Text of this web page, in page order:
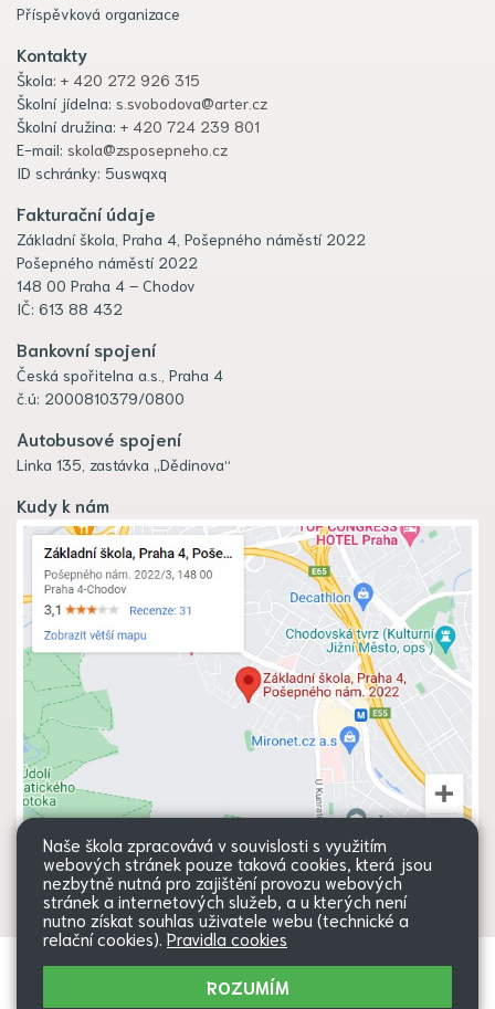
Příspěvková organizace
Kontakty
Škola: + 420 272 926 315
Školní jídelna: s.svobodova@arter.cz
Školní družina: + 420 724 239 801
E-mail: skola@zsposepneho.cz
ID schránky: 5uswqxq
Fakturační údaje
Základní škola, Praha 4, Pošepného náměstí 2022
Pošepného náměstí 2022
148 00 Praha 4 – Chodov
IČ: 613 88 432
Bankovní spojení
Česká spořitelna a.s., Praha 4
č.ú: 2000810379/0800
Autobusové spojení
Linka 135, zastávka „Dědinova“
Kudy k nám
Všechna práva vyhrazena. Copyright
|Přihlásit|
Web školy
Naše škola zpracovává v souvislosti s využitím
webových stránek pouze taková cookies, která jsou
nezbytně nutná pro zajištění provozu webových
stránek a internetových služeb, a u kterých není
nutno získat souhlas uživatele webu (technické a
relační cookies). Pravidla cookies
ROZUMÍM